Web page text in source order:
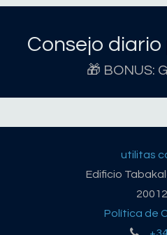
Consejo
🎁 BONUS:
utilitas
Edificio
Política de